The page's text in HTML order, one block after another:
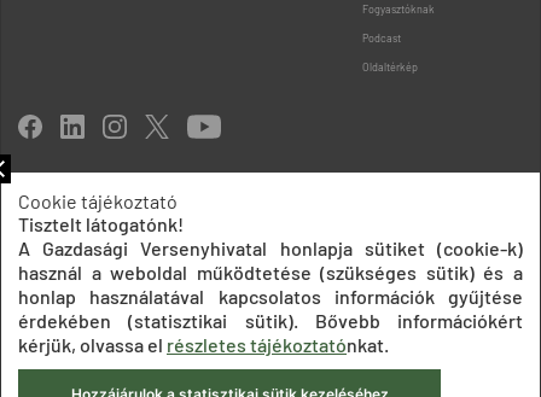
Fogyasztóknak
Podcast
Oldaltérkép
Impresszum Adatkezelési tájékoztatók
Közadatkereső
Süti beállítások ÁSZF
© 2020 Gazdasági Versenyhivatal
Cookie tájékoztató
Tisztelt látogatónk!
A Gazdasági Versenyhivatal honlapja sütiket (cookie-k)
használ a weboldal működtetése (szükséges sütik) és a
honlap használatával kapcsolatos információk gyűjtése
érdekében (statisztikai sütik). Bővebb információkért
kérjük, olvassa el részletes tájékoztatónkat.